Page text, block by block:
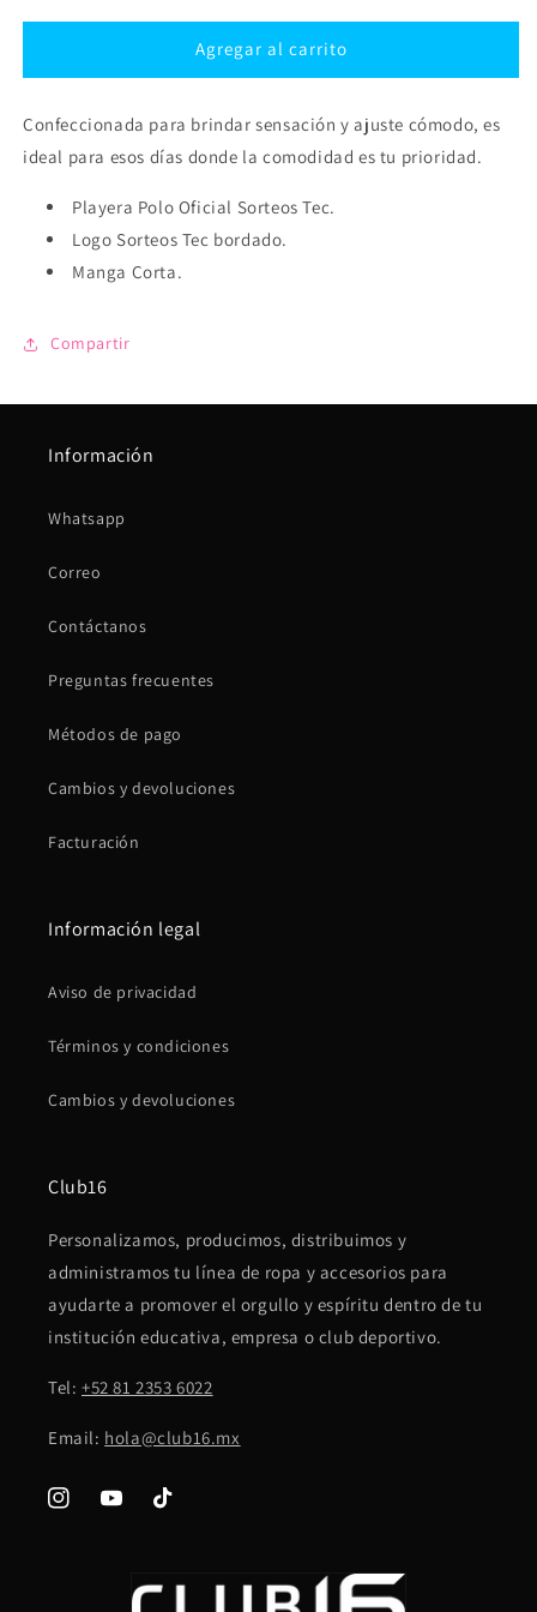
para
Polo
Tec
Negra
para
Playera
Polo
Tec
Negra
Agregar al carrito
Confeccionada para brindar sensación y ajuste cómodo, es
ideal para esos días donde la comodidad es tu prioridad.
Playera Polo Oficial Sorteos Tec.
Logo Sorteos Tec bordado.
Manga Corta.
Compartir
Información
Whatsapp
Correo
Contáctanos
Preguntas frecuentes
Métodos de pago
Cambios y devoluciones
Facturación
Información legal
Aviso de privacidad
Términos y condiciones
Cambios y devoluciones
Club16
Personalizamos, producimos, distribuimos y
administramos tu línea de ropa y accesorios para
ayudarte a promover el orgullo y espíritu dentro de tu
institución educativa, empresa o club deportivo.
Tel: +52 81 2353 6022
Email: hola@club16.mx
InstagramYouTubeTikTok